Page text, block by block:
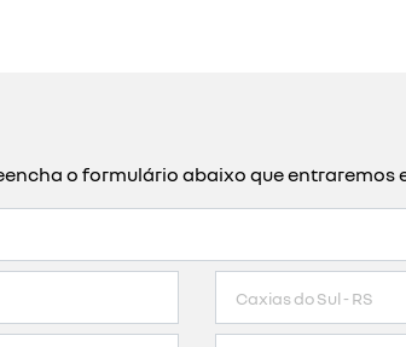
o formulário abaixo que